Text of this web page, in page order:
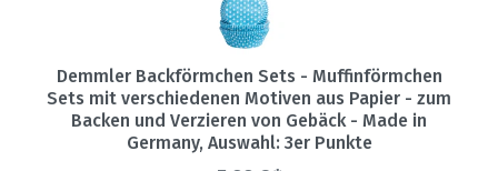
Demmler Backförmchen Sets - Muffinförmchen
Sets mit verschiedenen Motiven aus Papier - zum
Backen und Verzieren von Gebäck - Made in
Germany, Auswahl: 3er Punkte